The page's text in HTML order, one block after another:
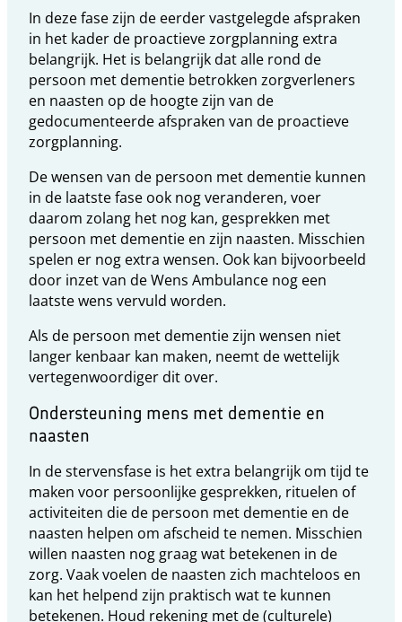
In deze fase zijn de eerder vastgelegde afspraken
in het kader de proactieve zorgplanning extra
belangrijk. Het is belangrijk dat alle rond de
persoon met dementie betrokken zorgverleners
en naasten op de hoogte zijn van de
gedocumenteerde afspraken van de proactieve
zorgplanning.
De wensen van de persoon met dementie kunnen
in de laatste fase ook nog veranderen, voer
daarom zolang het nog kan, gesprekken met
persoon met dementie en zijn naasten. Misschien
spelen er nog extra wensen. Ook kan bijvoorbeeld
door inzet van de Wens Ambulance nog een
laatste wens vervuld worden.
Als de persoon met dementie zijn wensen niet
langer kenbaar kan maken, neemt de wettelijk
vertegenwoordiger dit over.
Ondersteuning mens met dementie en
naasten
In de stervensfase is het extra belangrijk om tijd te
maken voor persoonlijke gesprekken, rituelen of
activiteiten die de persoon met dementie en de
naasten helpen om afscheid te nemen. Misschien
willen naasten nog graag wat betekenen in de
zorg. Vaak voelen de naasten zich machteloos en
kan het helpend zijn praktisch wat te kunnen
betekenen. Houd rekening met de (culturele)